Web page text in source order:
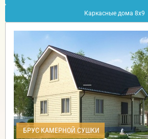
Каркасные дома 8х9
БРУС КАМЕРНОЙ СУШКИ